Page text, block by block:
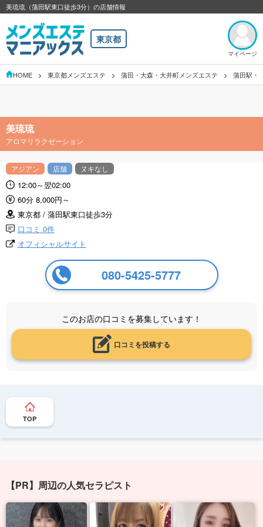
美琉琉（蒲田駅東口徒歩3分）の店舗情報
東京都
マイページ
HOME 東京都メンズエステ 蒲田・大森・大井町メンズエステ 蒲田駅・
美琉琉
アロマリラクゼーション
アジアン 店舗 ヌキなし
12:00～翌02:00
60分 8,000円～
東京都 / 蒲田駅東口徒歩3分
口コミ 0件
オフィシャルサイト
080-5425-5777
このお店の口コミを募集しています！
口コミを投稿する
TOP
【PR】周辺の人気セラピスト